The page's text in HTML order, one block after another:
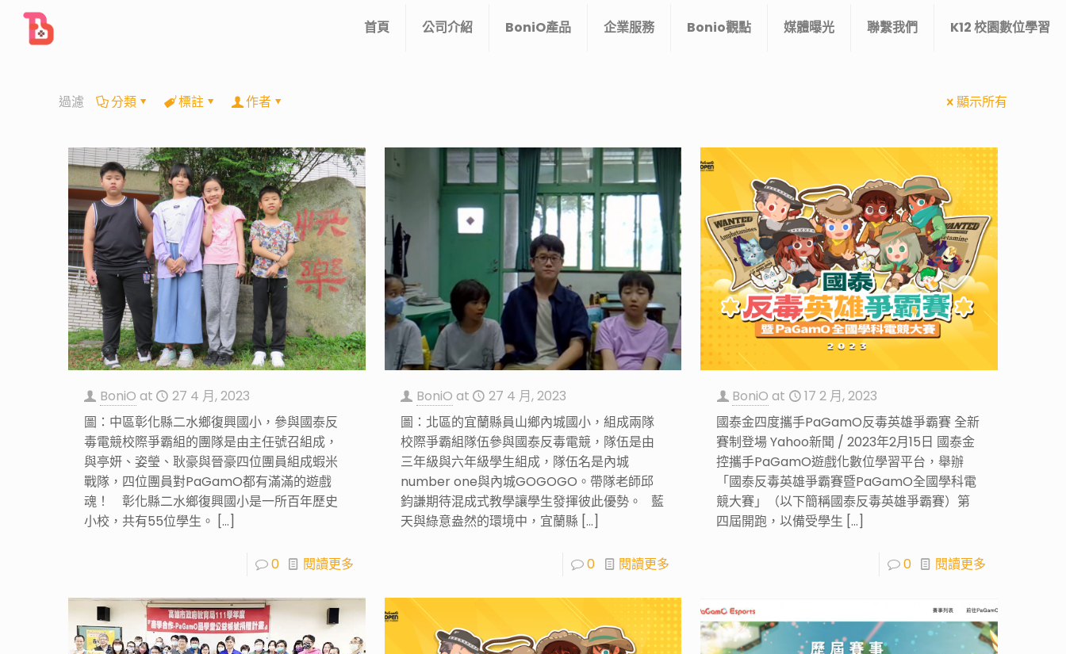
首頁 公司介紹 BoniO產品 企業服務 Bonio觀點 媒體曝光 聯繫我們 K12 校園數位學習
過濾 分類 標註 作者 顯示所有
BoniO at
27 4 月, 2023
圖：中區彰化縣二水鄉復興國小，參與國泰反
毒電競校際爭霸組的團隊是由主任號召組成，
與亭妍、姿瑩、耿豪與晉豪四位團員組成蝦米
戰隊，四位團員對PaGamO都有滿滿的遊戲
魂！ 彰化縣二水鄉復興國小是一所百年歷史
小校，共有55位學生。 […]
0 閱讀更多
BoniO at
27 4 月, 2023
圖：北區的宜蘭縣員山鄉內城國小，組成兩隊
校際爭霸組隊伍參與國泰反毒電競，隊伍是由
三年級與六年級學生組成，隊伍名是內城
number one與內城GOGOGO。帶隊老師邱
鈞謙期待混成式教學讓學生發揮彼此優勢。 藍
天與綠意盎然的環境中，宜蘭縣 […]
0 閱讀更多
BoniO at
17 2 月, 2023
國泰金四度攜手PaGamO反毒英雄爭霸賽 全新
賽制登場 Yahoo新聞 / 2023年2月15日 國泰金
控攜手PaGamO遊戲化數位學習平台，舉辦
「國泰反毒英雄爭霸賽暨PaGamO全國學科電
競大賽」（以下簡稱國泰反毒英雄爭霸賽）第
四屆開跑，以備受學生 […]
0 閱讀更多